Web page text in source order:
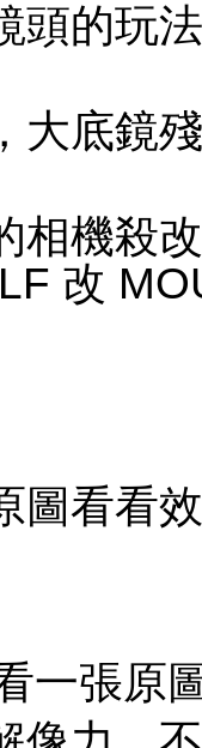
頭的玩
大底鏡
相機殺
改
圖看看
一張原